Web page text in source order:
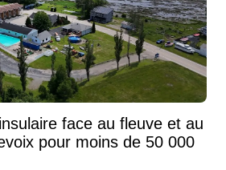
face au fleuve et au
pour moins de 50 000